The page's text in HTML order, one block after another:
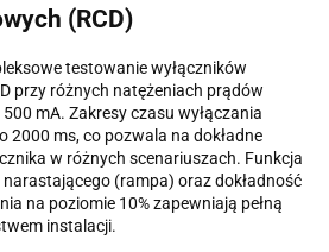
(RCD)
testowanie wyłączników
przy różnych natężeniach prądów
mA. Zakresy czasu wyłączania
2000 ms, co pozwala na dokładne
w różnych scenariuszach. Funkcja
(rampa) oraz dokładność
na poziomie 10% zapewniają pełną
instalacji.